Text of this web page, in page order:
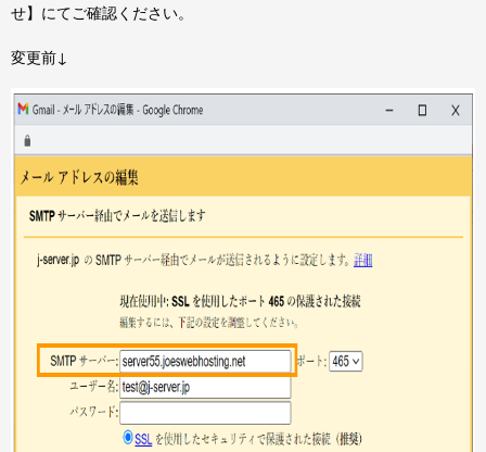
せ】にてご確認ください。
変更前↓